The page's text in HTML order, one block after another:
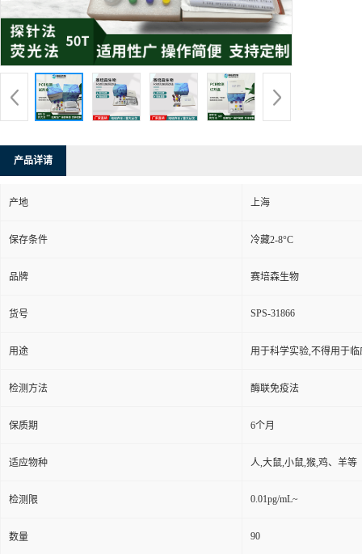
产品详请
产地 上海
保存条件 冷藏2-8°C
品牌 赛培森生物
货号 SPS-31866
用途 用于科学实验,不得用于临
检测方法 酶联免疫法
保质期 6个月
适应物种 人,大鼠,小鼠,猴,鸡、羊等
检测限 0.01pg/mL~
数量 90